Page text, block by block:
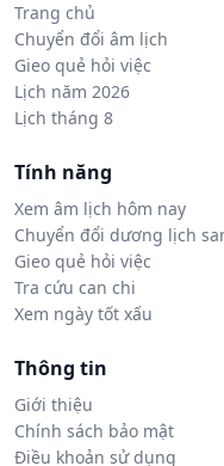
Trang chủ
Chuyển đổi âm lịch
Gieo quẻ hỏi việc
Lịch năm 2026
Lịch tháng 8
Tính năng
Xem âm lịch hôm nay
Chuyển đổi dương lịch
Gieo quẻ hỏi việc
Tra cứu can chi
Xem ngày tốt xấu
Thông tin
Giới thiệu
Chính sách bảo mật
Điều khoản sử dụng